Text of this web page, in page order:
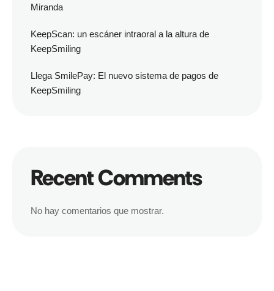
Miranda
KeepScan: un escáner intraoral a la altura de
KeepSmiling
Llega SmilePay: El nuevo sistema de pagos de
KeepSmiling
Recent Comments
No hay comentarios que mostrar.